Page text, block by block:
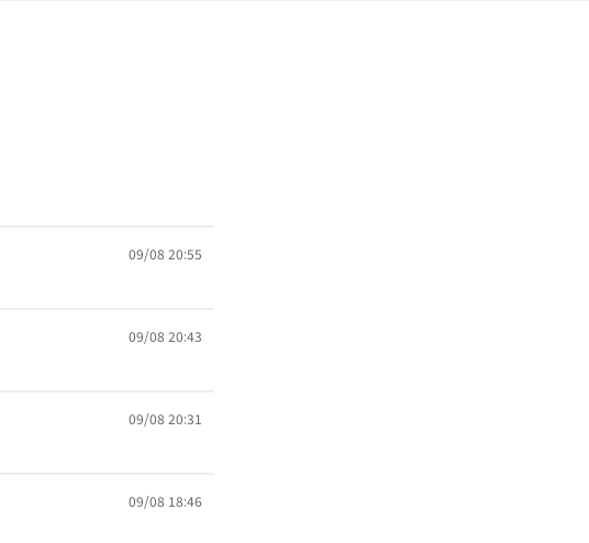
09/08 20:55
09/08 20:43
09/08 20:31
09/08 18:46